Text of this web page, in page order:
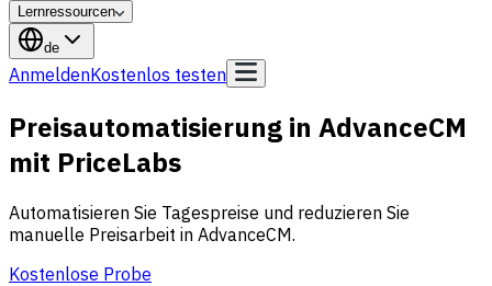
Lernressourcen
de
AnmeldenKostenlos testen
Preisautomatisierung in AdvanceCM
mit PriceLabs
Automatisieren Sie Tagespreise und reduzieren Sie
manuelle Preisarbeit in AdvanceCM.
Kostenlose Probe